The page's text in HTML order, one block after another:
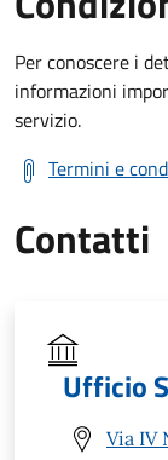
Per conoscere i
informazioni
servizio.
Termini e
Contatti
Ufficio
Via IV